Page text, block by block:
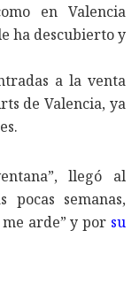
en Valencia
ha descubierto y
a la venta
de Valencia, ya
llegó al
semanas,
arde” y por su